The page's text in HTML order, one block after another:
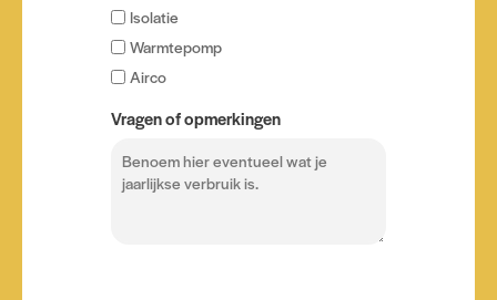
Isolatie
Warmtepomp
Airco
Vragen of opmerkingen